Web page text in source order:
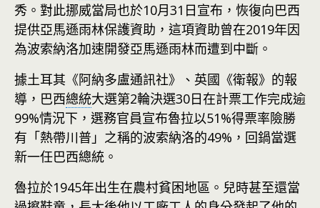
秀。對此挪威當局也於10月31日宣布，恢復向巴西
提供亞馬遜雨林保護資助，這項資助曾在2019年因
為波索納洛加速開發亞馬遜雨林而遭到中斷。
據土耳其《阿納多盧通訊社》、英國《衛報》的報
導，巴西總統大選第2輪決選30日在計票工作完成逾
99%情況下，選務官員宣布魯拉以51%得票率險勝
有「熱帶川普」之稱的波索納洛的49%，回鍋當選
新一任巴西總統。
魯拉於1945年出生在農村貧困地區。兒時甚至還當